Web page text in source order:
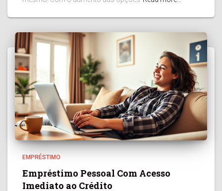
EMPRÉSTIMO
Empréstimo Pessoal Com Acesso
Imediato ao Crédito